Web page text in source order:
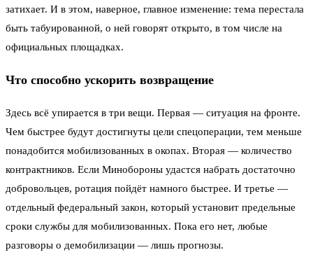
затихает. И в этом, наверное, главное изменение: тема перестала
быть табуированной, о ней говорят открыто, в том числе на
официальных площадках.
Что способно ускорить возвращение
Здесь всё упирается в три вещи. Первая — ситуация на фронте.
Чем быстрее будут достигнуты цели спецоперации, тем меньше
понадобится мобилизованных в окопах. Вторая — количество
контрактников. Если Минобороны удастся набрать достаточно
добровольцев, ротация пойдёт намного быстрее. И третье —
отдельный федеральный закон, который установит предельные
сроки службы для мобилизованных. Пока его нет, любые
разговоры о демобилизации — лишь прогнозы.